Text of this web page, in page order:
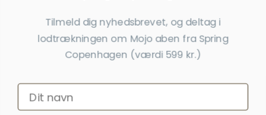
Ja tak, tilmeld mig
altid ske nederst i nyhedsbrevet.